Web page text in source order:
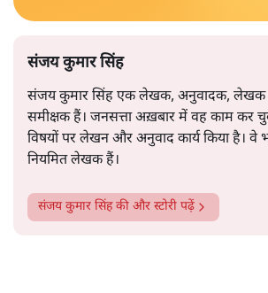
संजय कुमार सिंह
संजय कुमार सिंह एक लेखक, अनुवादक, लेखक
समीक्षक हैं। जनसत्ता अख़बार में वह काम कर चुके
विषयों पर लेखन और अनुवाद कार्य किया है। वे
नियमित लेखक हैं।
संजय कुमार सिंहकी और स्टोरी पढ़ें